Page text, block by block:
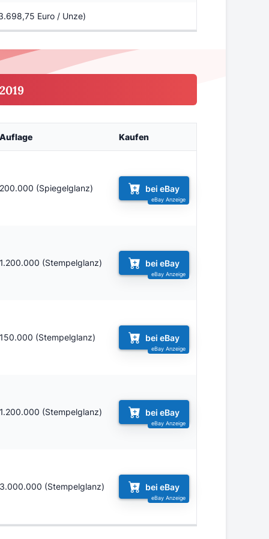
Euro / Unze)
Auflage Kaufen
200.000 (Spiegelglanz) bei eBay
1.200.000 (Stempelglanz) bei eBay
150.000 (Stempelglanz) bei eBay
1.200.000 (Stempelglanz) bei eBay
3.000.000 (Stempelglanz) bei eBay